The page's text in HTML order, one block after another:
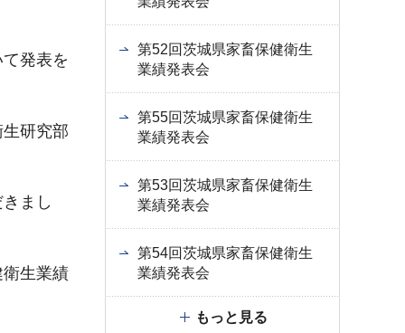
発表を
研究部
まし
生業績
第52回茨城県家畜保健衛生
業績発表会
第55回茨城県家畜保健衛生
業績発表会
第53回茨城県家畜保健衛生
業績発表会
第54回茨城県家畜保健衛生
業績発表会
もっと見る